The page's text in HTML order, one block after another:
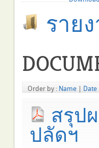
ราย
Order by : Name Date
สรุป
ปลัดฯ